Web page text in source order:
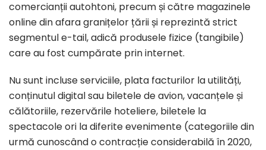
comercianții autohtoni, precum și către magazinele
online din afara granițelor țării și reprezintă strict
segmentul e-tail, adică produsele fizice (tangibile)
care au fost cumpărate prin internet.
Nu sunt incluse serviciile, plata facturilor la utilități,
conținutul digital sau biletele de avion, vacanțele și
călătoriile, rezervările hoteliere, biletele la
spectacole ori la diferite evenimente (categoriile din
urmă cunoscând o contracție considerabilă în 2020,